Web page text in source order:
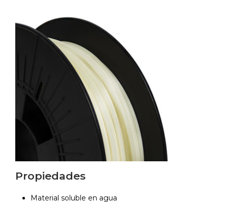
Propiedades
Material soluble en agua